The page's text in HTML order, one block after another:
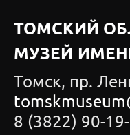
ТОМСКИЙ
МУЗЕЙ
Томск, пр.
8 (3822) 90-